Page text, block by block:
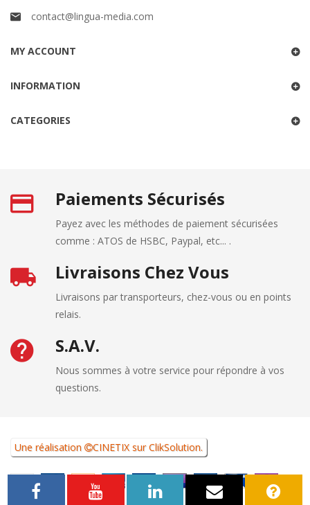
contact@lingua-media.com
MY ACCOUNT
INFORMATION
CATEGORIES
Paiements Sécurisés
Payez avec les méthodes de paiement sécurisées
comme : ATOS de HSBC, Paypal, etc... .
Livraisons Chez Vous
Livraisons par transporteurs, chez-vous ou en points
relais.
S.A.V.
Nous sommes à votre service pour répondre à vos
questions.
Une réalisation CINETIX surClikSolution.